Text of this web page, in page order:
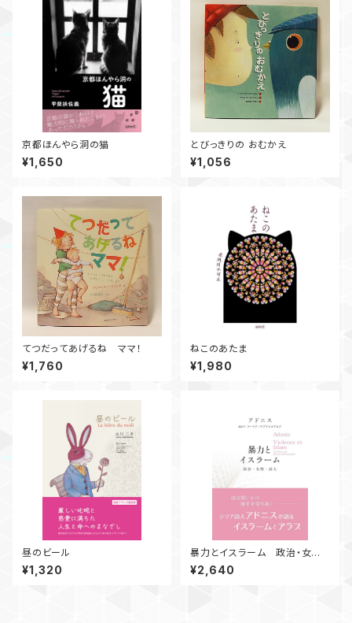
京都ほんやら洞の猫
¥1,650
とびっきりの おむかえ
¥1,056
てつだってあげるね ママ！
¥1,760
ねこのあたま
¥1,980
昼のビール
¥1,320
暴力とイスラーム 政治・女性・
詩人
¥2,640